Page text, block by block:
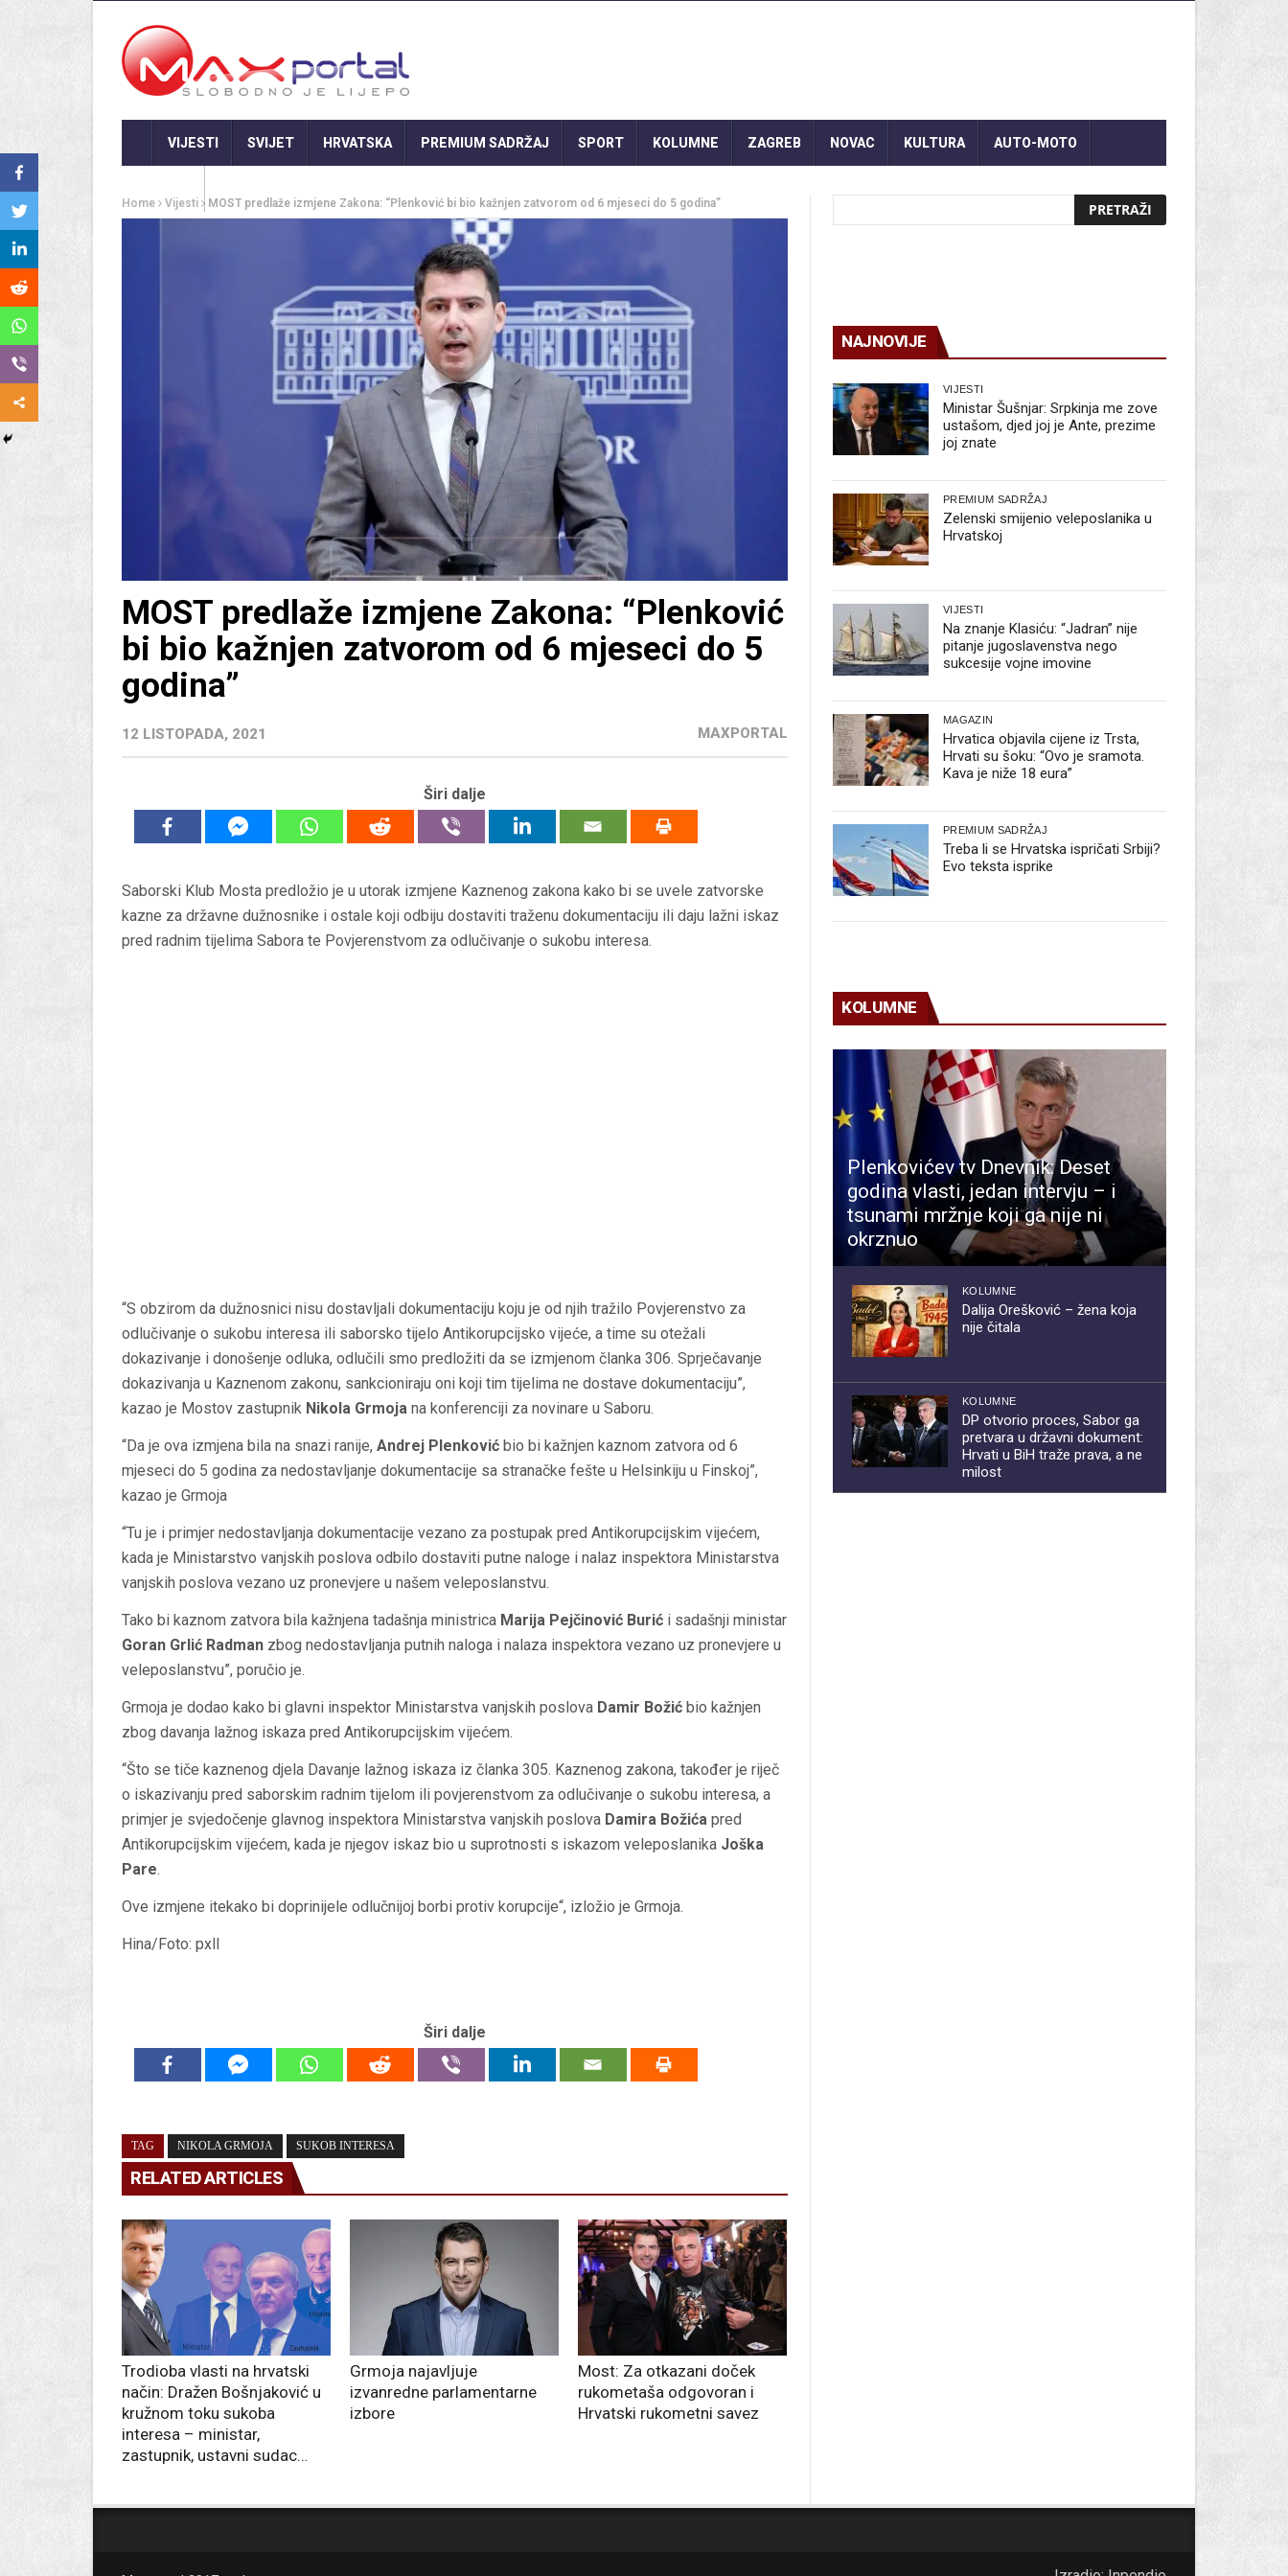
VIJESTI SVIJET HRVATSKA PREMIUM SADRŽAJ SPORT KOLUMNE ZAGREB NOVAC KULTURA AUTO-MOTO
Home Vijesti MOST predlaže izmjene Zakona: “Plenković bi bio kažnjen zatvorom od 6 mjeseci do 5 godina”
MOST predlaže izmjene Zakona: “Plenković
bi bio kažnjen zatvorom od 6 mjeseci do 5
godina”
12 LISTOPADA, 2021 MAXPORTAL
Širi dalje
Saborski Klub Mosta predložio je u utorak izmjene Kaznenog zakona kako bi se uvele zatvorske
kazne za državne dužnosnike i ostale koji odbiju dostaviti traženu dokumentaciju ili daju lažni iskaz
pred radnim tijelima Sabora te Povjerenstvom za odlučivanje o sukobu interesa.
“S obzirom da dužnosnici nisu dostavljali dokumentaciju koju je od njih tražilo Povjerenstvo za
odlučivanje o sukobu interesa ili saborsko tijelo Antikorupcijsko vijeće, a time su otežali
dokazivanje i donošenje odluka, odlučili smo predložiti da se izmjenom članka 306. Sprječavanje
dokazivanja u Kaznenom zakonu, sankcioniraju oni koji tim tijelima ne dostave dokumentaciju”,
kazao je Mostov zastupnik Nikola Grmoja na konferenciji za novinare u Saboru.
“Da je ova izmjena bila na snazi ranije, Andrej Plenković bio bi kažnjen kaznom zatvora od 6
mjeseci do 5 godina za nedostavljanje dokumentacije sa stranačke fešte u Helsinkiju u Finskoj”,
kazao je Grmoja
“Tu je i primjer nedostavljanja dokumentacije vezano za postupak pred Antikorupcijskim vijećem,
kada je Ministarstvo vanjskih poslova odbilo dostaviti putne naloge i nalaz inspektora Ministarstva
vanjskih poslova vezano uz pronevjere u našem veleposlanstvu.
Tako bi kaznom zatvora bila kažnjena tadašnja ministrica Marija Pejčinović Burić i sadašnji ministar
Goran Grlić Radman zbog nedostavljanja putnih naloga i nalaza inspektora vezano uz pronevjere u
veleposlanstvu”, poručio je.
Grmoja je dodao kako bi glavni inspektor Ministarstva vanjskih poslova Damir Božić bio kažnjen
zbog davanja lažnog iskaza pred Antikorupcijskim vijećem.
“Što se tiče kaznenog djela Davanje lažnog iskaza iz članka 305. Kaznenog zakona, također je riječ
o iskazivanju pred saborskim radnim tijelom ili povjerenstvom za odlučivanje o sukobu interesa, a
primjer je svjedočenje glavnog inspektora Ministarstva vanjskih poslova Damira Božića pred
Antikorupcijskim vijećem, kada je njegov iskaz bio u suprotnosti s iskazom veleposlanika Joška
Pare.
Ove izmjene itekako bi doprinijele odlučnijoj borbi protiv korupcije“, izložio je Grmoja.
Hina/Foto: pxll
Širi dalje
TAG NIKOLA GRMOJA SUKOB INTERESA
RELATED ARTICLES
Trodioba vlasti na hrvatski
način: Dražen Bošnjaković u
kružnom toku sukoba
interesa – ministar,
zastupnik, ustavni sudac…
Grmoja najavljuje
izvanredne parlamentarne
izbore
Most: Za otkazani doček
rukometaša odgovoran i
Hrvatski rukometni savez
NAJNOVIJE
VIJESTI
Ministar Šušnjar: Srpkinja me zove
ustašom, djed joj je Ante, prezime
joj znate
PREMIUM SADRŽAJ
Zelenski smijenio veleposlanika u
Hrvatskoj
VIJESTI
Na znanje Klasiću: “Jadran” nije
pitanje jugoslavenstva nego
sukcesije vojne imovine
MAGAZIN
Hrvatica objavila cijene iz Trsta,
Hrvati su šoku: “Ovo je sramota.
Kava je niže 18 eura”
PREMIUM SADRŽAJ
Treba li se Hrvatska ispričati Srbiji?
Evo teksta isprike
KOLUMNE
Plenkovićev tv Dnevnik: Deset
godina vlasti, jedan intervju – i
tsunami mržnje koji ga nije ni
okrznuo
KOLUMNE
Dalija Orešković – žena koja
nije čitala
KOLUMNE
DP otvorio proces, Sabor ga
pretvara u državni dokument:
Hrvati u BiH traže prava, a ne
milost